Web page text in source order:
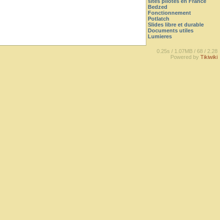
Bedzed
Fonctionnement
Potlatch
Slides libre et durable
Documents utiles
Lumieres
0.25s / 1.07MB / 68 / 2.28
Powered by Tikiwiki